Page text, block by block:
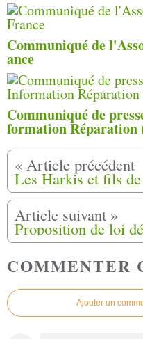
Communiqué de
ance
Communiqué de
formation
COMMENTER
Ajouter un